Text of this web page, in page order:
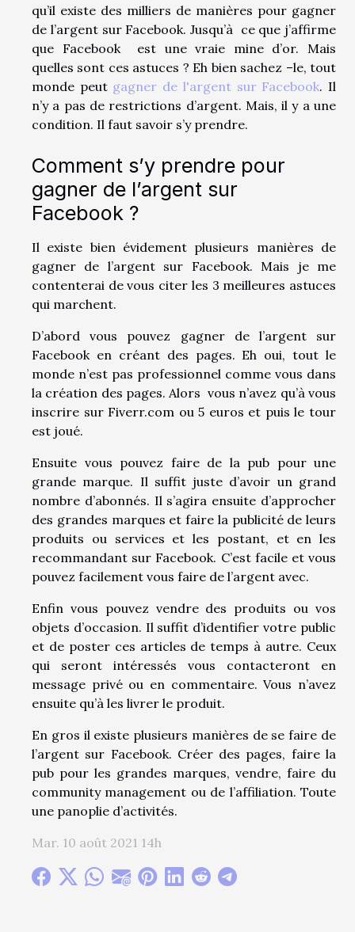
qu’il existe des milliers de manières pour gagner
de l’argent sur Facebook. Jusqu’à ce que j’affirme
que Facebook est une vraie mine d’or. Mais
quelles sont ces astuces ? Eh bien sachez –le, tout
monde peut gagner de l'argent sur Facebook. Il
n’y a pas de restrictions d’argent. Mais, il y a une
condition. Il faut savoir s’y prendre.
Comment s’y prendre pour
gagner de l’argent sur
Facebook ?
Il existe bien évidement plusieurs manières de
gagner de l’argent sur Facebook. Mais je me
contenterai de vous citer les 3 meilleures astuces
qui marchent.
D’abord vous pouvez gagner de l’argent sur
Facebook en créant des pages. Eh oui, tout le
monde n’est pas professionnel comme vous dans
la création des pages. Alors vous n’avez qu’à vous
inscrire sur Fiverr.com ou 5 euros et puis le tour
est joué.
Ensuite vous pouvez faire de la pub pour une
grande marque. Il suffit juste d’avoir un grand
nombre d’abonnés. Il s’agira ensuite d’approcher
des grandes marques et faire la publicité de leurs
produits ou services et les postant, et en les
recommandant sur Facebook. C’est facile et vous
pouvez facilement vous faire de l’argent avec.
Enfin vous pouvez vendre des produits ou vos
objets d’occasion. Il suffit d’identifier votre public
et de poster ces articles de temps à autre. Ceux
qui seront intéressés vous contacteront en
message privé ou en commentaire. Vous n’avez
ensuite qu’à les livrer le produit.
En gros il existe plusieurs manières de se faire de
l’argent sur Facebook. Créer des pages, faire la
pub pour les grandes marques, vendre, faire du
community management ou de l’affiliation. Toute
une panoplie d’activités.
Mar. 10 août 2021 14h